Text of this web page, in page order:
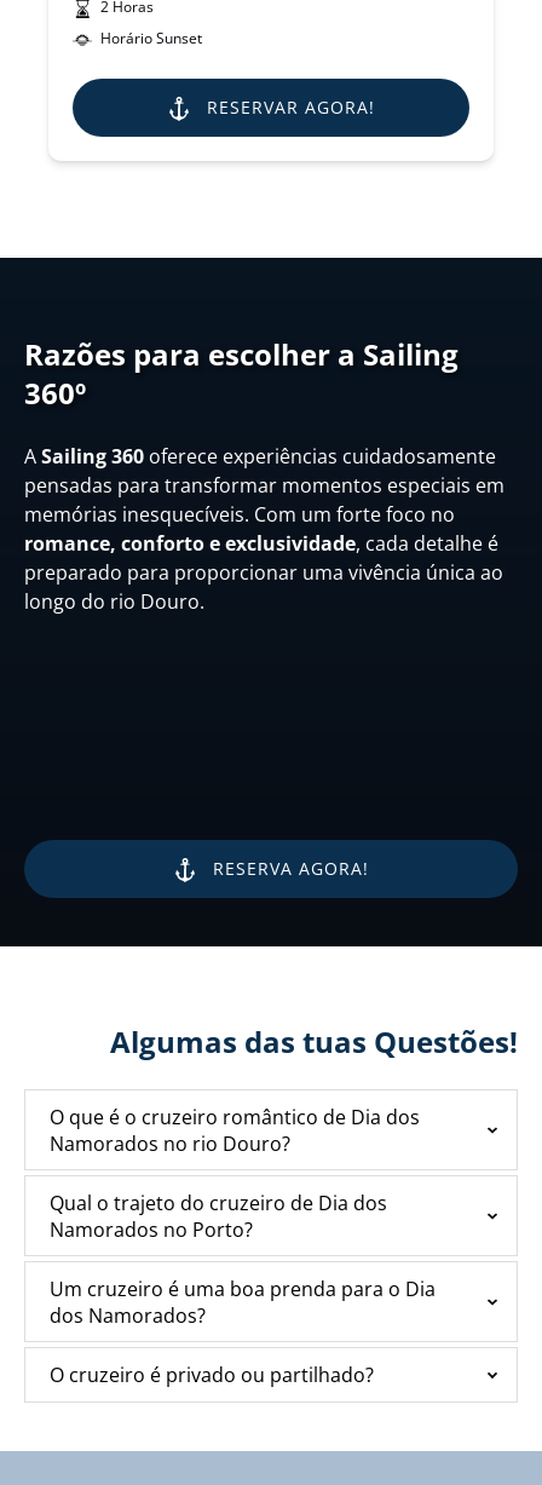
2 Horas
Horário Sunset
RESERVAR AGORA!
Razões para escolher a Sailing
360º
ASailing 360 oferece experiências cuidadosamente
pensadas para transformar momentos especiais em
memórias inesquecíveis. Com um forte foco no
romance, conforto e exclusividade, cada detalhe é
preparado para proporcionar uma vivência única ao
longo do rio Douro.
RESERVA AGORA!
Algumas das tuas Questões!
O que é o cruzeiro romântico de Dia dos
Namorados no rio Douro?
Qual o trajeto do cruzeiro de Dia dos
Namorados no Porto?
Um cruzeiro é uma boa prenda para o Dia
dos Namorados?
O cruzeiro é privado ou partilhado?